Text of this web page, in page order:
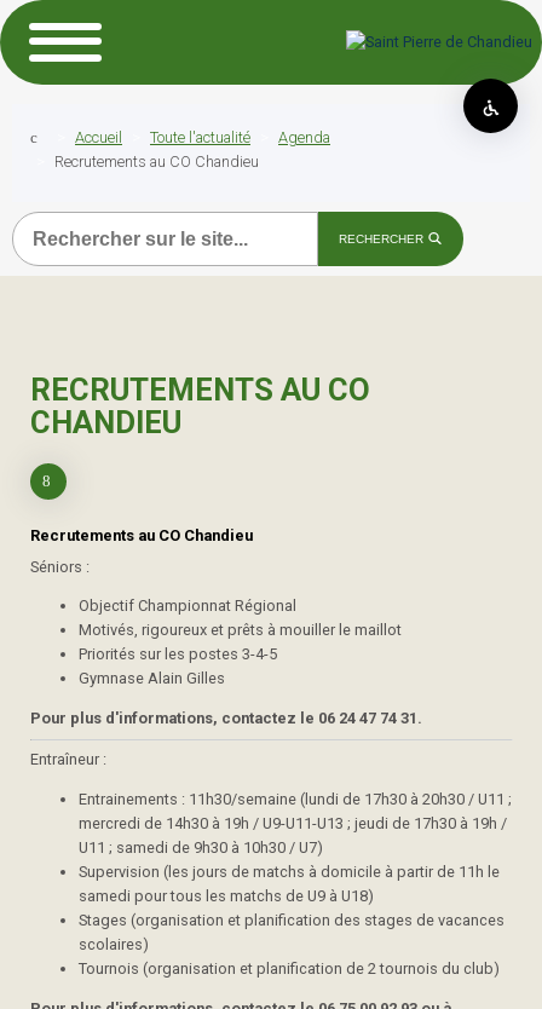
Accueil Toute l'actualité
Agenda
Recrutements au CO Chandieu
Recherche
RECHERCHER
RECRUTEMENTS AU CO
CHANDIEU
Recrutements au CO Chandieu
Séniors :
Objectif Championnat Régional
Motivés, rigoureux et prêts à mouiller le maillot
Priorités sur les postes 3-4-5
Gymnase Alain Gilles
Pour plus d'informations, contactez le 06 24 47 74 31.
Entraîneur :
Entrainements : 11h30/semaine (lundi de 17h30 à 20h30 / U11 ;
mercredi de 14h30 à 19h / U9-U11-U13 ; jeudi de 17h30 à 19h /
U11 ; samedi de 9h30 à 10h30 / U7)
Supervision (les jours de matchs à domicile à partir de 11h le
samedi pour tous les matchs de U9 à U18)
Stages (organisation et planification des stages de vacances
scolaires)
Tournois (organisation et planification de 2 tournois du club)